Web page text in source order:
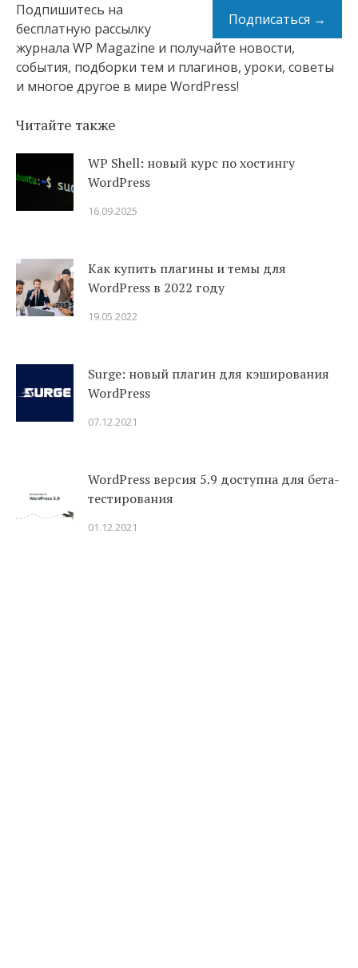
Подписаться →
Подпишитесь на
бесплатную рассылку
журнала WP Magazine и получайте новости,
события, подборки тем и плагинов, уроки, советы
и многое другое в мире WordPress!
Читайте также
WP Shell: новый курс по хостингу
WordPress
16.09.2025
Как купить плагины и темы для
WordPress в 2022 году
19.05.2022
Surge: новый плагин для кэширования
WordPress
07.12.2021
WordPress версия 5.9 доступна для бета-
тестирования
01.12.2021